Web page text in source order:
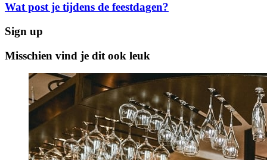
Wat post je tijdens de feestdagen?
Sign up
Misschien vind je dit ook leuk